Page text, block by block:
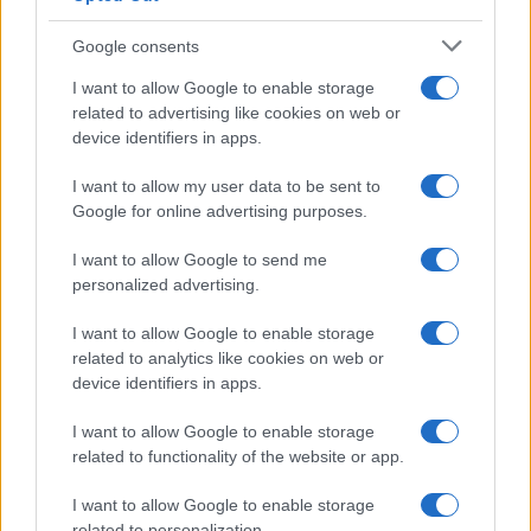
Google consents
I want to allow Google to enable storage
related to advertising like cookies on web or
device identifiers in apps.
I want to allow my user data to be sent to
Google for online advertising purposes.
I want to allow Google to send me
personalized advertising.
I want to allow Google to enable storage
related to analytics like cookies on web or
device identifiers in apps.
I want to allow Google to enable storage
related to functionality of the website or app.
I want to allow Google to enable storage
I nostri cari
I nostri cari
I nostri cari
Giovannimaria Cabras